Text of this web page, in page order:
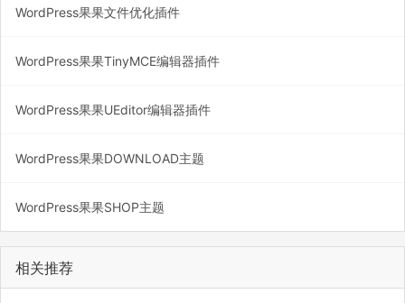
WordPress果果文件优化插件
WordPress果果TinyMCE编辑器插件
WordPress果果UEditor编辑器插件
WordPress果果DOWNLOAD主题
WordPress果果SHOP主题
相关推荐